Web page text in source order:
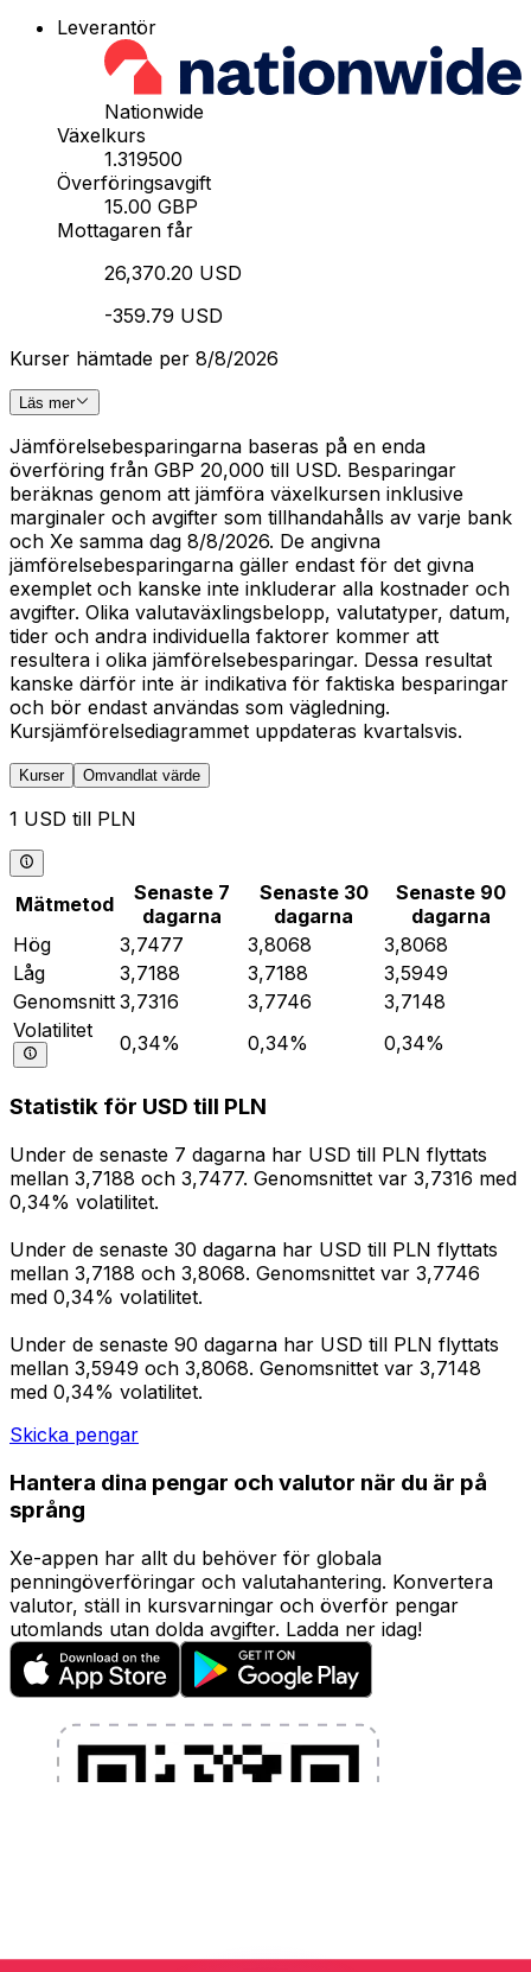
Leverantör
Nationwide
Växelkurs
1.319500
Överföringsavgift
15.00 GBP
Mottagaren får
26,370.20 USD
-359.79 USD
Kurser hämtade per 8/8/2026
Läs mer
Jämförelsebesparingarna baseras på en enda
överföring från GBP 20,000 till USD. Besparingar
beräknas genom att jämföra växelkursen inklusive
marginaler och avgifter som tillhandahålls av varje bank
och Xe samma dag 8/8/2026. De angivna
jämförelsebesparingarna gäller endast för det givna
exemplet och kanske inte inkluderar alla kostnader och
avgifter. Olika valutaväxlingsbelopp, valutatyper, datum,
tider och andra individuella faktorer kommer att
resultera i olika jämförelsebesparingar. Dessa resultat
kanske därför inte är indikativa för faktiska besparingar
och bör endast användas som vägledning.
Kursjämförelsediagrammet uppdateras kvartalsvis.
Kurser Omvandlat värde
1 USD till PLN
Mätmetod
Senaste 7
dagarna
Senaste 30
dagarna
Senaste 90
dagarna
Hög
3,7477 3,8068
3,8068
Låg
3,7188 3,7188
3,5949
Genomsnitt 3,7316 3,7746
3,7148
Volatilitet
0,34% 0,34% 0,34%
Statistik för USD till PLN
Under de senaste 7 dagarna har USD till PLN flyttats
mellan 3,7188 och 3,7477. Genomsnittet var 3,7316 med
0,34% volatilitet.
Under de senaste 30 dagarna har USD till PLN flyttats
mellan 3,7188 och 3,8068. Genomsnittet var 3,7746
med 0,34% volatilitet.
Under de senaste 90 dagarna har USD till PLN flyttats
mellan 3,5949 och 3,8068. Genomsnittet var 3,7148
med 0,34% volatilitet.
Skicka pengar
Hantera dina pengar och valutor när du är på
språng
Xe-appen har allt du behöver för globala
penningöverföringar och valutahantering. Konvertera
valutor, ställ in kursvarningar och överför pengar
utomlands utan dolda avgifter. Ladda ner idag!